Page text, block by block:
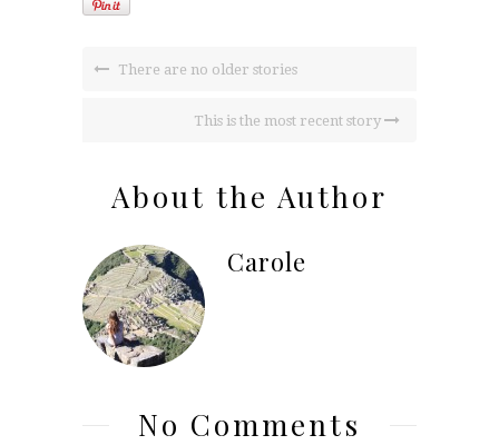
There are no older stories
This is the most recent story
About the Author
Carole
No Comments